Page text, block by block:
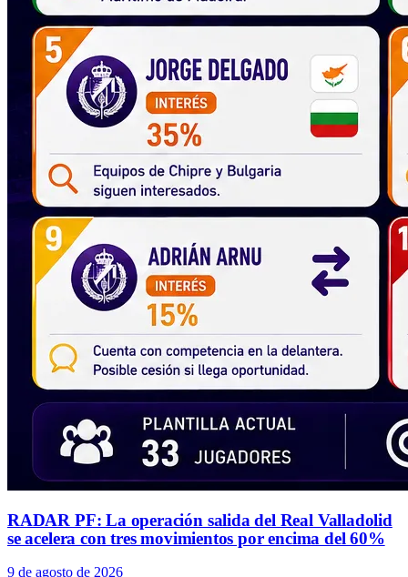
RADAR PF: La operación salida del Real Valladolid
se acelera con tres movimientos por encima del 60%
9 de agosto de 2026